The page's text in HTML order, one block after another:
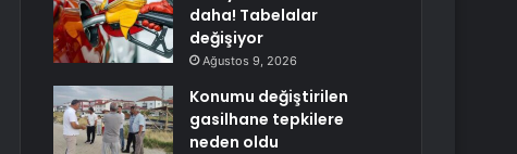
daha! Tabelalar
değişiyor
Ağustos 9, 2026
Konumu değiştirilen
gasilhane tepkilere
neden oldu